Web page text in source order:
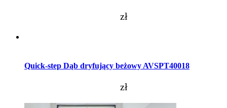
zł
Quick-step Dąb dryfujący beżowy AVSPT40018
zł